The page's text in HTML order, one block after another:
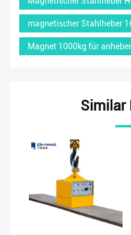
magnetischer Stahlheber
Magnet 1000kg für
Similar